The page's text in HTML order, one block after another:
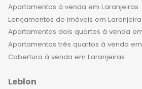
Apartamentos à venda em Laranjeiras
Lançamentos de imóveis em
Apartamentos dois quartos à venda
Apartamentos três quartos à venda
Cobertura à venda em Laranjeiras
Leblon